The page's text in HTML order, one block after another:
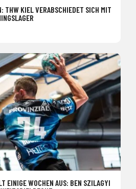
THW KIEL VERABSCHIEDET SICH MIT
EINIGE WOCHEN AUS: BEN SZILAGYI